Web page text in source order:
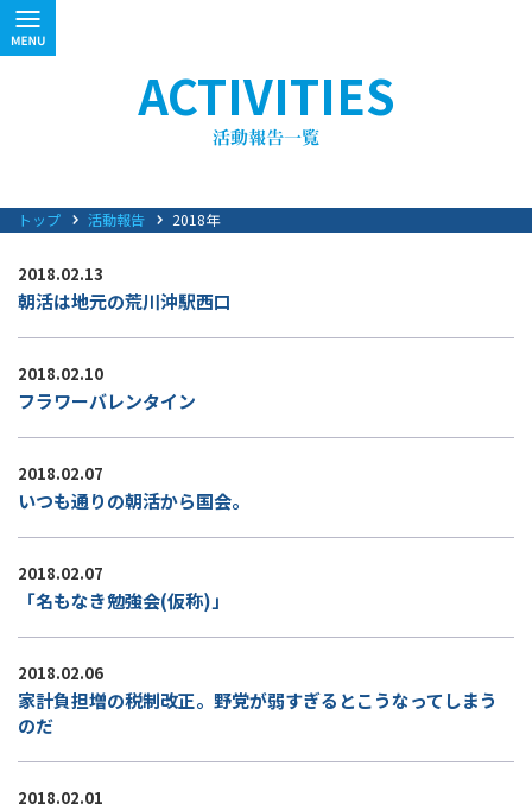
ACTIVITIES
トップ 活動報告 2018年
2018.02.13
朝活は地元の荒川沖駅西口
2018.02.10
フラワーバレンタイン
2018.02.07
いつも通りの朝活から国会。
2018.02.07
「名もなき勉強会(仮称)」
2018.02.06
家計負担増の税制改正。野党が弱すぎるとこうなってしまう
のだ
2018.02.01